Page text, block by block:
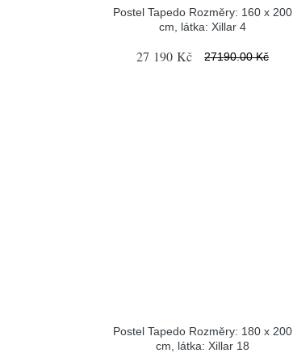
Postel Tapedo Rozměry: 160 x 200
cm, látka: Xillar 4
27 190 Kč 27190.00 Kč
Postel Tapedo Rozměry: 180 x 200
cm, látka: Xillar 18